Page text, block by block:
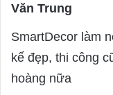
Văn Trung
y
SmartDecor làm
kế đẹp, thi công
hoàng nữa